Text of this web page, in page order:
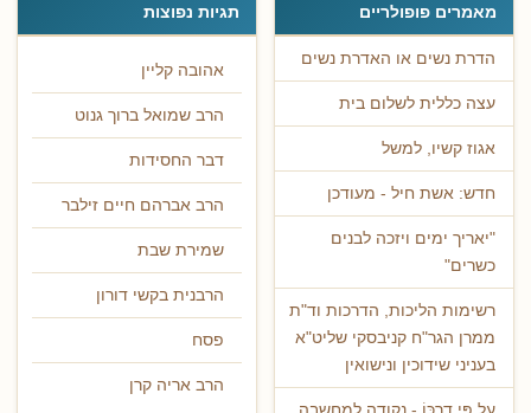
מאמרים פופולריים
הדרת נשים או האדרת נשים
עצה כללית לשלום בית
אגוז קשיו, למשל
חדש: אשת חיל - מעודכן
"יאריך ימים ויזכה לבנים
כשרים"
רשימות הליכות, הדרכות וד"ת
ממרן הגר"ח קניבסקי שליט"א
בעניני שידוכין ונישואין
תגיות נפוצות
אהובה קליין
הרב שמואל ברוך גנוט
דבר החסידות
הרב אברהם חיים זילבר
שמירת שבת
הרבנית בקשי דורון
פסח
הרב אריה קרן